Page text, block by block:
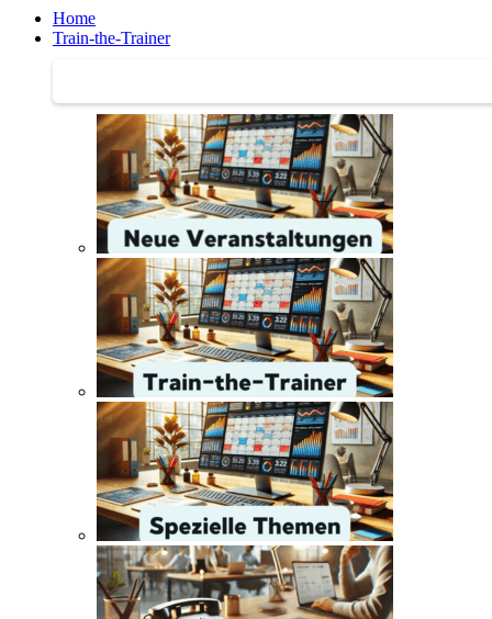
Home
Train-the-Trainer